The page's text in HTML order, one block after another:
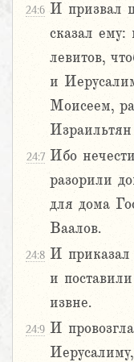
24:6 И призвал
сказал ему:
левитов,
и
Моисеем,
24:7 Ибо
разорили
для дома
Ваалов.
24:8 И
и
извне.
24:9 И